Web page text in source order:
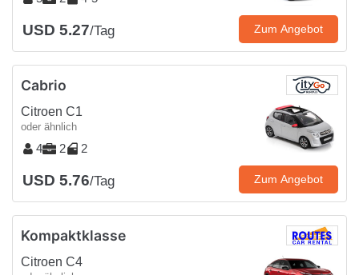
USD 5.27/Tag Zum Angebot
Cabrio
Citroen C1
oder ähnlich
4 2 2
USD 5.76/Tag Zum Angebot
Kompaktklasse
Citroen C4